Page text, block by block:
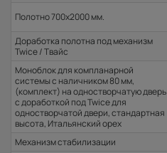
Полотно 700x2000 мм.
Доработка полотна под механизм
Twice / Твайс
Моноблок для компланарной
системы с наличником 80 мм,
(комплект) на одностворчатую дверь
с доработкой под Twice для
одностворчатой двери, стандартная
высота, Итальянский орех
Механизм стабилизации